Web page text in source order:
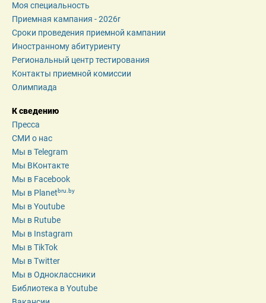
Моя специальность
Приемная кампания - 2026r
Сроки проведения приемной кампании
Иностранному абитуриенту
Региональный центр тестирования
Контакты приемной комиссии
Олимпиада
К сведению
Пресса
СМИ о нас
Мы в Telegram
Мы ВКонтакте
Мы в Facebook
Мы в Planetbru.by
Мы в Youtube
Мы в Rutube
Мы в Instagram
Мы в TikTok
Мы в Twitter
Мы в Одноклассники
Библиотека в Youtube